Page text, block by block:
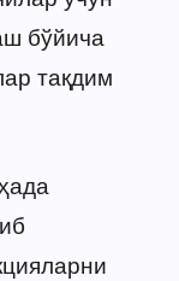
бўйича
тақдим